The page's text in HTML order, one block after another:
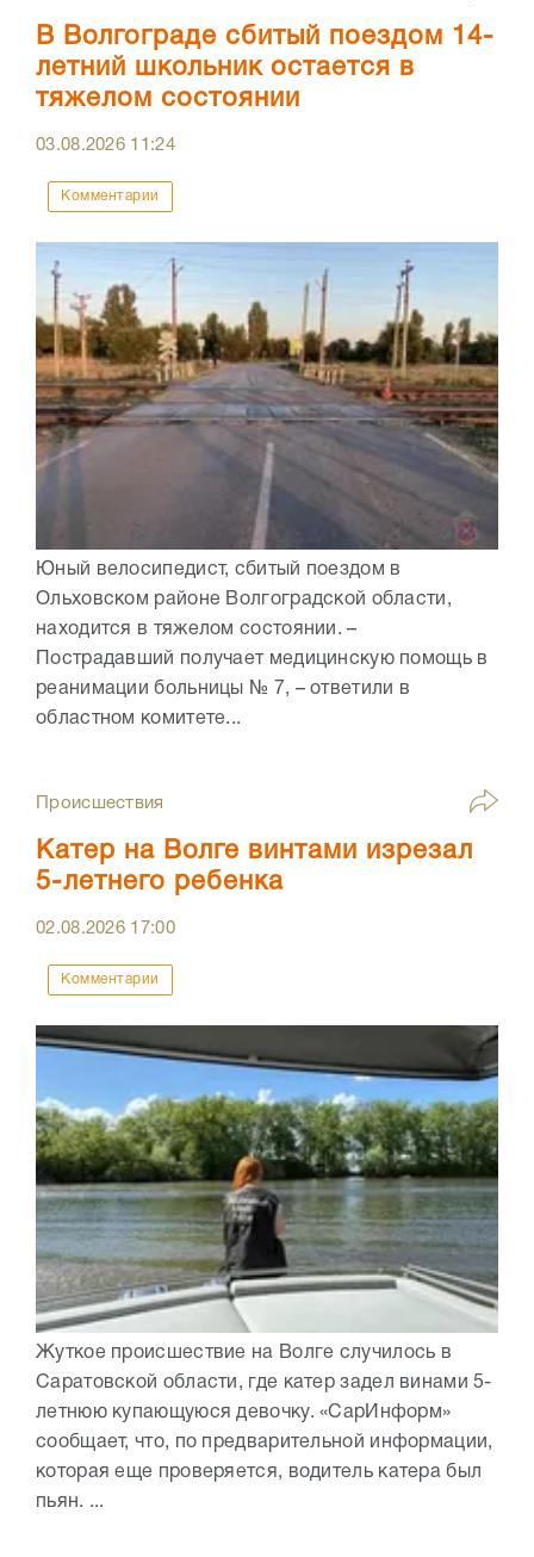
В Волгограде сбитый поездом 14-
летний школьник остается в
тяжелом состоянии
03.08.2026 11:24
Комментарии
Юный велосипедист, сбитый поездом в
Ольховском районе Волгоградской области,
находится в тяжелом состоянии. –
Пострадавший получает медицинскую помощь в
реанимации больницы № 7, – ответили в
областном комитете...
Происшествия
Катер на Волге винтами изрезал
5-летнего ребенка
02.08.2026 17:00
Комментарии
Жуткое происшествие на Волге случилось в
Саратовской области, где катер задел винами 5-
летнюю купающуюся девочку. «СарИнформ»
сообщает, что, по предварительной информации,
которая еще проверяется, водитель катера был
пьян. ...